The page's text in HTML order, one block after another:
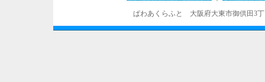
ぱわあくらふと 大阪府大東市御供田3